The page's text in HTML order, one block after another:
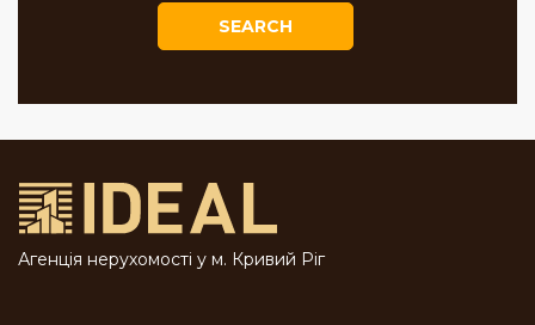
SEARCH
Агенція нерухомості у м. Кривий Ріг